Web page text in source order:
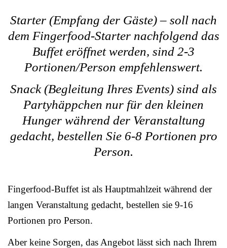
Starter (Empfang der Gäste) – soll nach
dem Fingerfood-Starter nachfolgend das
Buffet eröffnet werden, sind 2-3
Portionen/Person empfehlenswert.
Snack (Begleitung Ihres Events) sind als
Partyhäppchen nur für den kleinen
Hunger während der Veranstaltung
gedacht, bestellen Sie 6-8 Portionen pro
Person.
Fingerfood-Buffet ist als Hauptmahlzeit während der
langen Veranstaltung gedacht, bestellen sie 9-16
Portionen pro Person.
Aber keine Sorgen, das Angebot lässt sich nach Ihrem